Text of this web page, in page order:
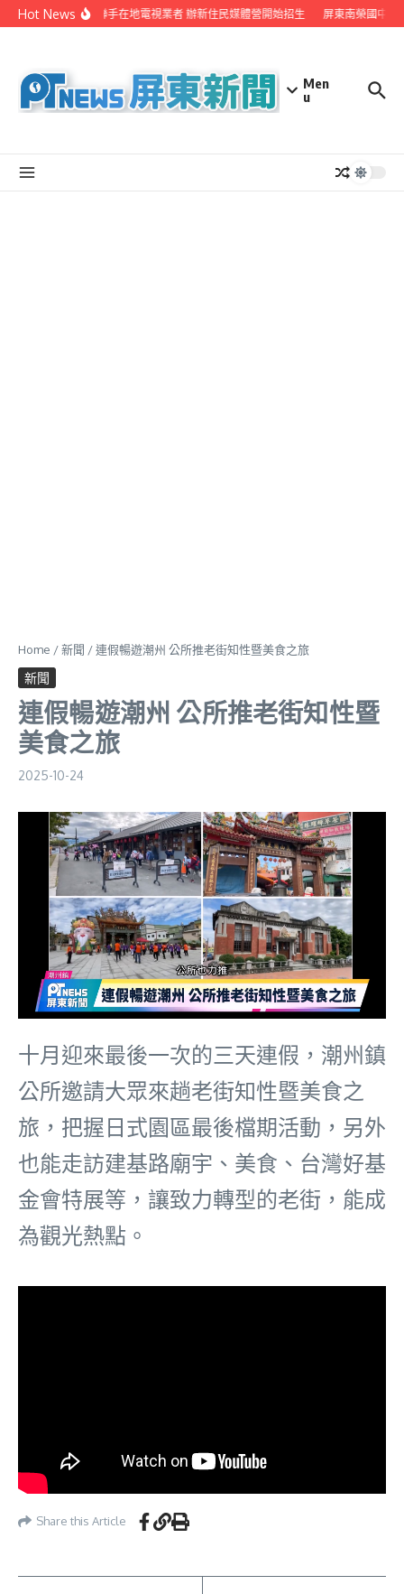
Skip to content
Hot News屏縣府聯手在地電視業者 辦新住民媒體營開始招生 屏東南榮國中赴
Men
u
Home /新聞 /連假暢遊潮州 公所推老街知性暨美食之旅
新聞
連假暢遊潮州 公所推老街知性暨
美食之旅
2025-10-24
十月迎來最後一次的三天連假，潮州鎮
公所邀請大眾來趟老街知性暨美食之
旅，把握日式園區最後檔期活動，另外
也能走訪建基路廟宇、美食、台灣好基
金會特展等，讓致力轉型的老街，能成
為觀光熱點。
Share this Article